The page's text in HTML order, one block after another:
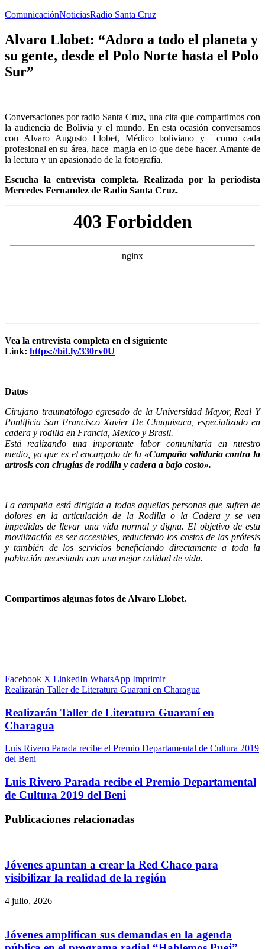
ComunicaciónNoticiasRadio Santa Cruz
Alvaro Llobet: “Adoro a todo el planeta y
su gente, desde el Polo Norte hasta el Polo
Sur”
Conversaciones por radio Santa Cruz, una cita que compartimos con
la audiencia de Bolivia y el mundo. En esta ocasión conversamos
con Alvaro Augusto Llobet, Médico boliviano y como cada
profesional en su área, hace magia en lo que debe hacer. Amante de
la lectura y un apasionado de la fotografía.
Escucha la entrevista completa. Realizada por la periodista
Mercedes Fernandez de Radio Santa Cruz.
Vea la entrevista completa en el siguiente
Link: https://bit.ly/330rv0U
Datos
Cirujano traumatólogo egresado de la Universidad Mayor, Real Y
Pontificia San Francisco Xavier De Chuquisaca, especializado en
cadera y rodilla en Francia, Mexico y Brasil.
Está realizando una importante labor comunitaria en nuestro
medio, ya que es el encargado de la«Campaña solidaria contra la
artrosis con cirugías de rodilla y cadera a bajo costo».
La campaña está dirigida a todas aquellas personas que sufren de
dolores en la articulación de la Rodilla o la Cadera y se ven
impedidas de llevar una vida normal y digna. El objetivo de esta
movilización es ser accesibles, reduciendo los costos de las prótesis
y también de los servicios beneficiando directamente a toda la
población necesitada con una mejor calidad de vida.
Compartimos algunas fotos de Alvaro Llobet.
Facebook X LinkedIn WhatsApp Imprimir
Realizarán Taller de Literatura Guaraní en Charagua
Realizarán Taller de Literatura Guaraní en
Charagua
Luis Rivero Parada recibe el Premio Departamental de Cultura 2019
del Beni
Luis Rivero Parada recibe el Premio Departamental
de Cultura 2019 del Beni
Publicaciones relacionadas
Jóvenes apuntan a crear la Red Chaco para
visibilizar la realidad de la región
4 julio, 2026
Jóvenes amplifican sus demandas en la agenda